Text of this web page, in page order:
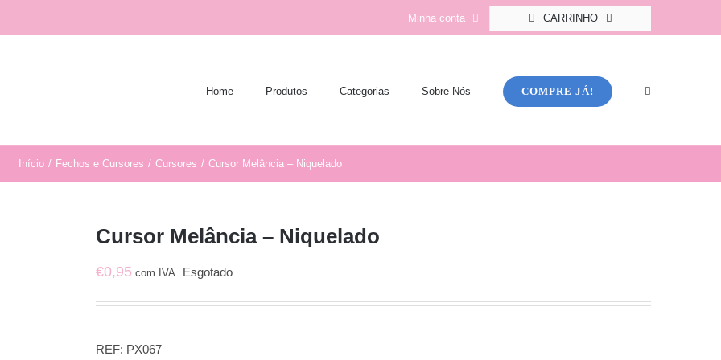
Minha conta CARRINHO
Home Produtos Categorias Sobre Nós COMPRE JÁ!
Início / Fechos e Cursores / Cursores / Cursor Melância – Niquelado
Cursor Melância – Niquelado
€0,95 com IVA Esgotado
REF: PX067